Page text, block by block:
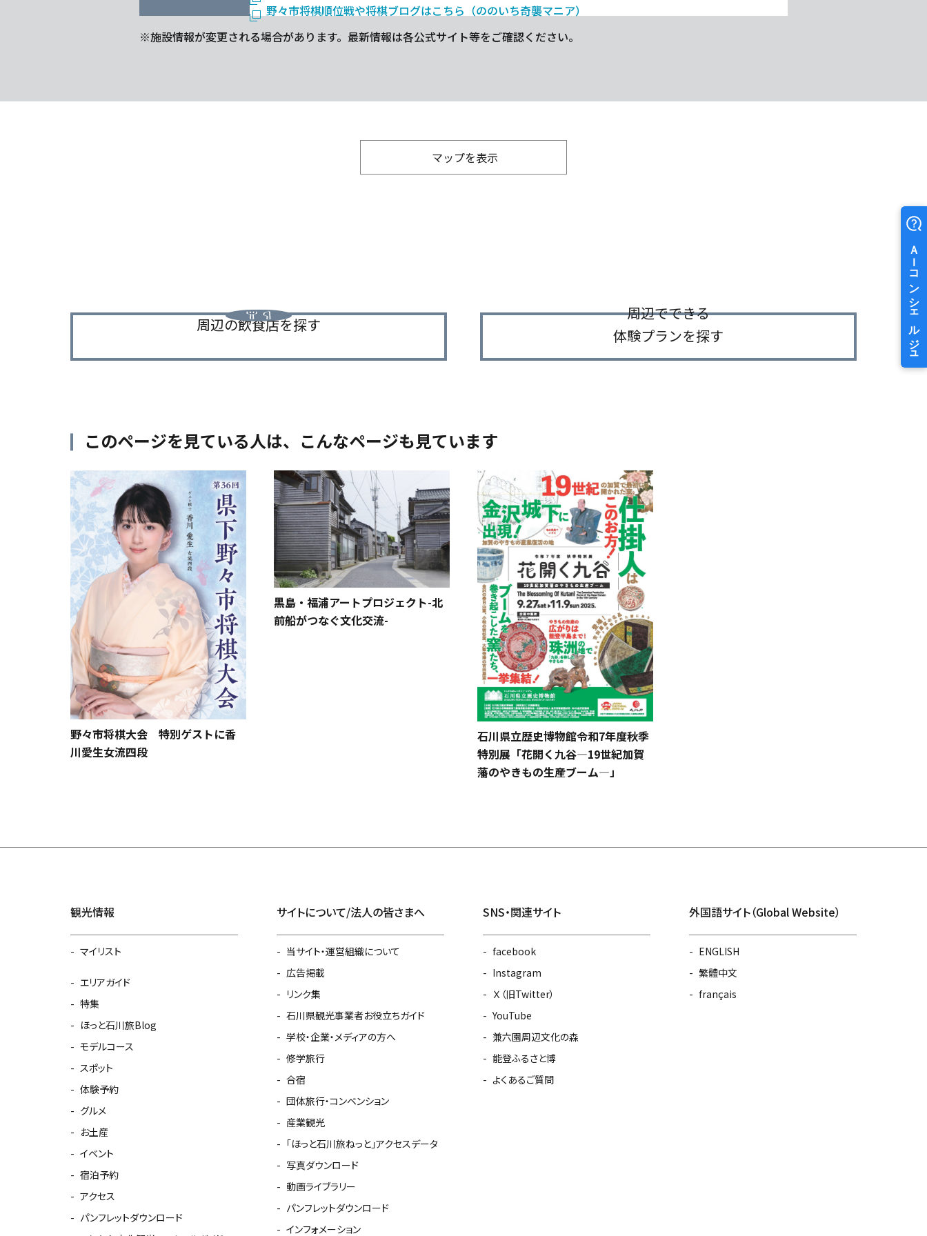
野々市将棋順位戦や将棋ブログはこちら（ののいち奇襲マニア）
※施設情報が変更される場合があります。最新情報は各公式サイト等をご確認ください。
マップを表示
周辺の飲食店を探す
周辺でできる
体験プランを探す
このページを見ている人は、 こんなページも見ています
野々市将棋大会 特別ゲストに香
川愛生女流四段
黒島・福浦アートプロジェクト-北
前船がつなぐ文化交流-
石川県立歴史博物館令和7年度秋季
特別展「花開く九谷―19世紀加賀
藩のやきもの生産ブーム―」
観光情報
マイリスト
エリアガイド
特集
ほっと石川旅Blog
モデルコース
スポット
体験予約
グルメ
お土産
イベント
宿泊予約
アクセス
パンフレットダウンロード
サイトについて/法人の皆さまへ
当サイト・運営組織について
広告掲載
リンク集
石川県観光事業者お役立ちガイド
学校・企業・メディアの方へ
修学旅行
合宿
団体旅行・コンベンション
産業観光
「ほっと石川旅ねっと」アクセスデータ
写真ダウンロード
動画ライブラリー
パンフレットダウンロード
インフォメーション
SNS・関連サイト
facebook
Instagram
Ｘ（旧Twitter）
YouTube
兼六園周辺文化の森
能登ふるさと博
よくあるご質問
外国語サイト（Global Website）
ENGLISH
繁體中文
français